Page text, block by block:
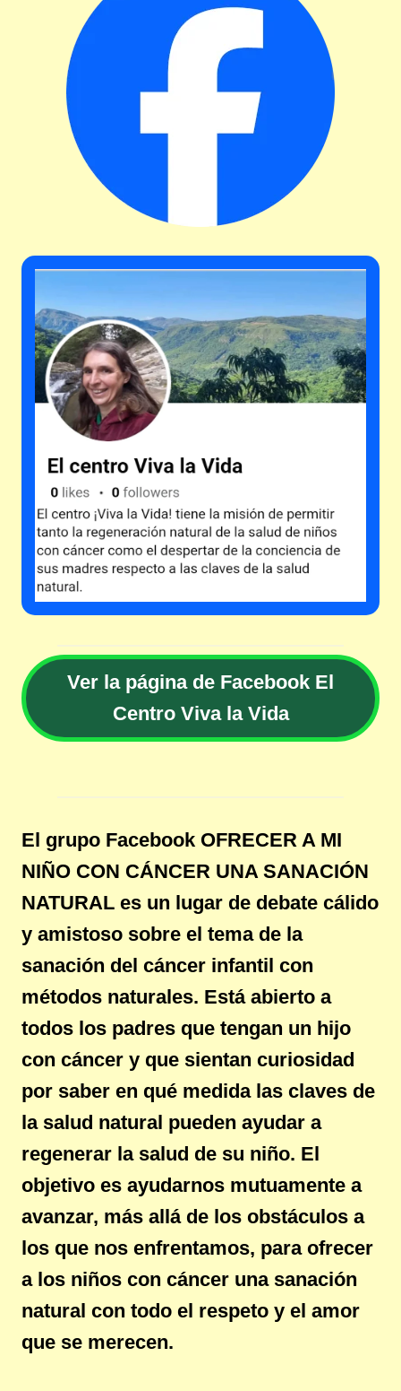
Ver la página de Facebook El
Centro Viva la Vida
El grupo Facebook OFRECER A MI
NIÑO CON CÁNCER UNA SANACIÓN
NATURAL es un lugar de debate cálido
y amistoso sobre el tema de la
sanación del cáncer infantil con
métodos naturales. Está abierto a
todos los padres que tengan un hijo
con cáncer y que sientan curiosidad
por saber en qué medida las claves de
la salud natural pueden ayudar a
regenerar la salud de su niño. El
objetivo es ayudarnos mutuamente a
avanzar, más allá de los obstáculos a
los que nos enfrentamos, para ofrecer
a los niños con cáncer una sanación
natural con todo el respeto y el amor
que se merecen.